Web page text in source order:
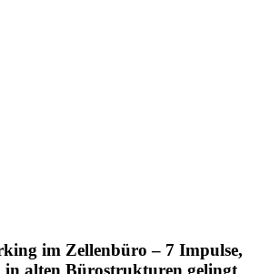
im Zellenbüro – 7 Impulse,
in alten Bürostrukturen gelingt